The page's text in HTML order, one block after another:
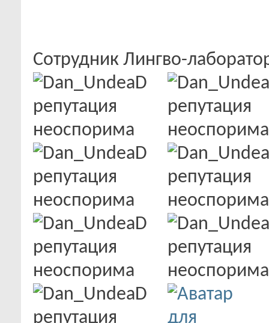
Сотрудник Лингво-